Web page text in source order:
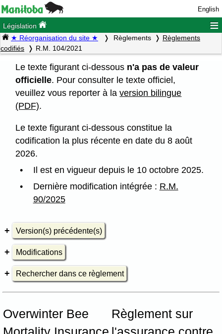
English
Législation ≡
★ Réorganisation du site ★ Règlements
Règlements
codifiés
R.M. 104/2021
Le texte figurant ci-dessous n'a pas de valeur
officielle. Pour consulter le texte officiel,
veuillez vous reporter à laversion bilingue
(PDF).
Le texte figurant ci-dessous constitue la
codification la plus récente en date du 8 août
2026.
Il est en vigueur depuis le 10 octobre 2025.
Dernière modification intégrée : R.M.
90/2025
Version(s) précédente(s)
Modifications
Rechercher dans ce règlement
Overwinter Bee
Règlement sur